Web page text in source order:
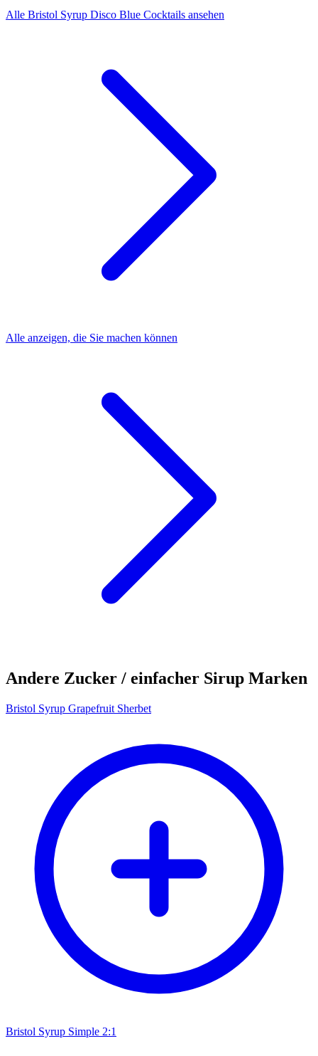
Alle Bristol Syrup Disco Blue Cocktails ansehen
Alle anzeigen, die Sie machen können
Andere Zucker / einfacher Sirup Marken
Bristol Syrup Grapefruit Sherbet
Bristol Syrup Simple 2:1